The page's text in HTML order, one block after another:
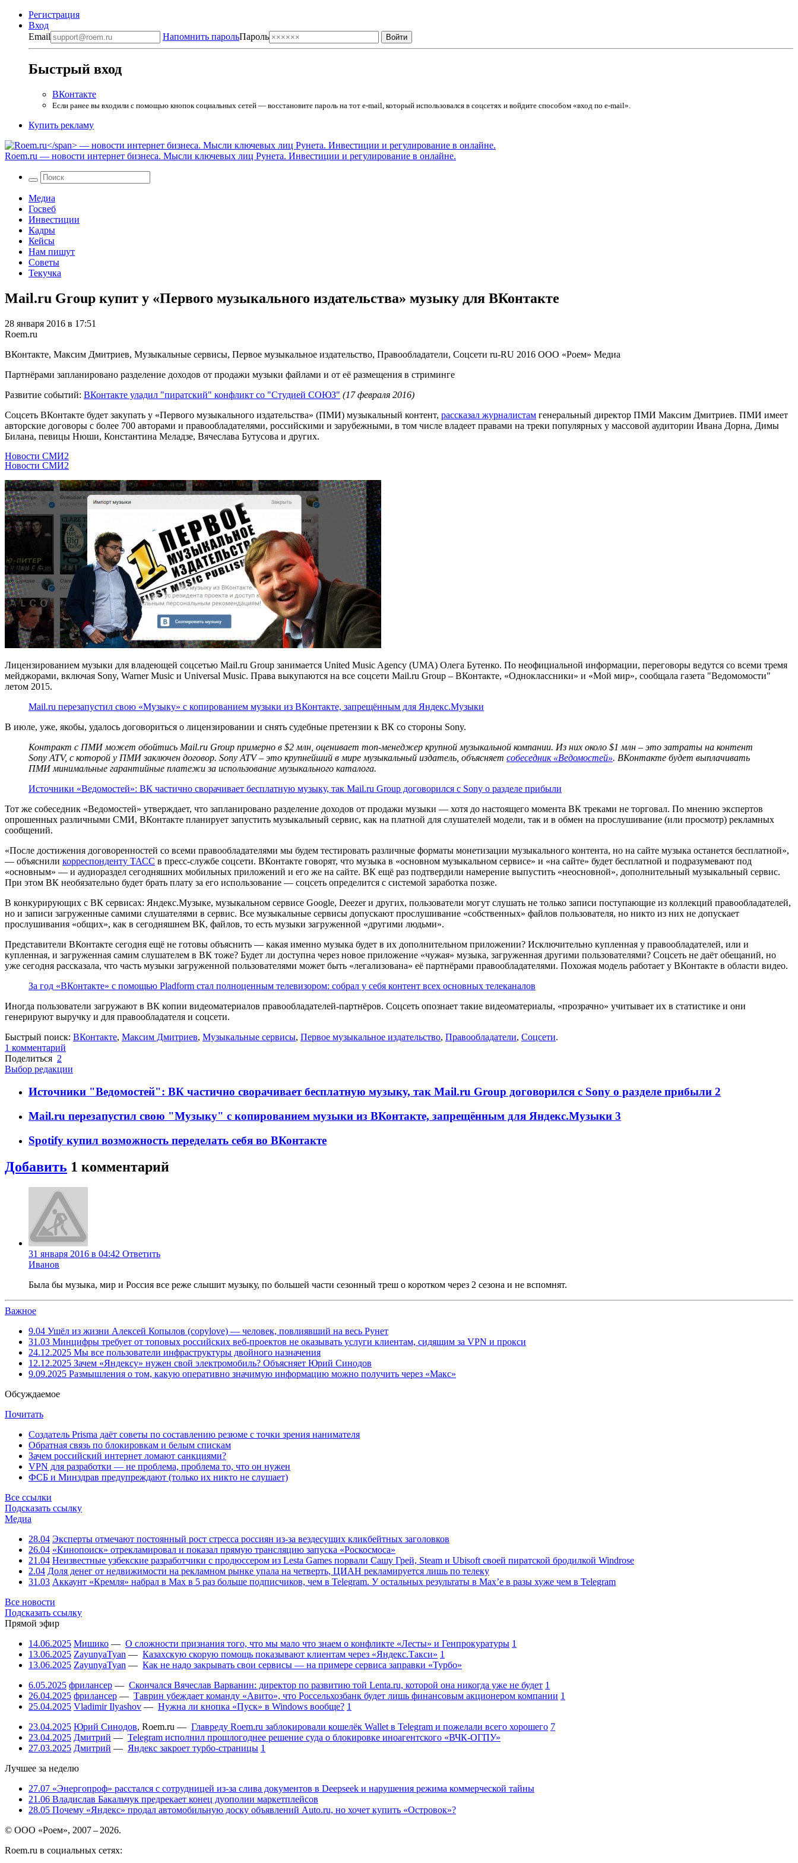
Регистрация
Вход
Email
Напомнить парольПароль
Быстрый вход
ВКонтакте
Если ранее вы входили с помощью кнопок социальных сетей — восстановите пароль на тот e-mail, который использовался в соцсетях и войдите способом «вход по e-mail».
Купить рекламу
Roem.ru — новости интернет бизнеса. Мысли ключевых лиц Рунета. Инвестиции и регулирование в онлайне.
Медиа
Госвеб
Инвестиции
Кадры
Кейсы
Нам пишут
Советы
Текучка
Mail.ru Group купит у «Первого музыкального издательства» музыку для ВКонтакте
28 января 2016 в 17:51
Roem.ru
ВКонтакте, Максим Дмитриев, Музыкальные сервисы, Первое музыкальное издательство, Правообладатели, Соцсети ru-RU 2016 ООО «Роем» Медиа
Партнёрами запланировано разделение доходов от продажи музыки файлами и от её размещения в стриминге
Развитие событий: ВКонтакте уладил "пиратский" конфликт со "Студией СОЮЗ" (17 февраля 2016)
Соцсеть ВКонтакте будет закупать у «Первого музыкального издательства» (ПМИ) музыкальный контент, рассказал журналистам генеральный директор ПМИ Максим Дмитриев. ПМИ имеет
авторские договоры с более 700 авторами и правообладателями, российскими и зарубежными, в том числе владеет правами на треки популярных у массовой аудитории Ивана Дорна, Димы
Билана, певицы Нюши, Константина Меладзе, Вячеслава Бутусова и других.
Новости СМИ2
Новости СМИ2
Лицензированием музыки для владеющей соцсетью Mail.ru Group занимается United Music Agency (UMA) Олега Бутенко. По неофициальной информации, переговоры ведутся со всеми тремя
мейджорами, включая Sony, Warner Music и Universal Music. Права выкупаются на все соцсети Mail.ru Group – ВКонтакте, «Одноклассники» и «Мой мир», сообщала газета "Ведомомости"
летом 2015.
Mail.ru перезапустил свою «Музыку» с копированием музыки из ВКонтакте, запрещённым для Яндекс.Музыки
В июле, уже, якобы, удалось договориться о лицензировании и снять судебные претензии к ВК со стороны Sony.
Контракт с ПМИ может обойтись Mail.ru Group примерно в $2 млн, оценивает топ-менеджер крупной музыкальной компании. Из них около $1 млн – это затраты на контент
Sony ATV, с которой у ПМИ заключен договор. Sony ATV – это крупнейший в мире музыкальный издатель, объясняет собеседник «Ведомостей». ВКонтакте будет выплачивать
ПМИ минимальные гарантийные платежи за использование музыкального каталога.
Источники «Ведомостей»: ВК частично сворачивает бесплатную музыку, так Mail.ru Group договорился с Sony о разделе прибыли
Тот же собеседник «Ведомостей» утверждает, что запланировано разделение доходов от продажи музыки — хотя до настоящего момента ВК треками не торговал. По мнению экспертов
опрошенных различными СМИ, ВКонтакте планирует запустить музыкальный сервис, как на платной для слушателей модели, так и в обмен на прослушивание (или просмотр) рекламных
сообщений.
«После достижения договоренностей со всеми правообладателями мы будем тестировать различные форматы монетизации музыкального контента, но на сайте музыка останется бесплатной»,
— объяснили корреспонденту ТАСС в пресс-службе соцсети. ВКонтакте говорят, что музыка в «основном музыкальном сервисе» и «на сайте» будет бесплатной и подразумевают под
«основным» — и аудиораздел сегодняшних мобильных приложений и его же на сайте. ВК ещё раз подтвердили намерение выпустить «неосновной», дополнительный музыкальный сервис.
При этом ВК необязательно будет брать плату за его использование — соцсеть определится с системой заработка позже.
В конкурирующих с ВК сервисах: Яндекс.Музыке, музыкальном сервисе Google, Deezer и других, пользователи могут слушать не только записи поступающие из коллекций правообладателей,
но и записи загруженные самими слушателями в сервис. Все музыкальные сервисы допускают прослушивание «собственных» файлов пользователя, но никто из них не допускает
прослушивания «общих», как в сегодняшнем ВК, файлов, то есть музыки загруженной «другими людьми».
Представители ВКонтакте сегодня ещё не готовы объяснить — какая именно музыка будет в их дополнительном приложении? Исключительно купленная у правообладателей, или и
купленная, и загруженная самим слушателем в ВК тоже? Будет ли доступна через новое приложение «чужая» музыка, загруженная другими пользователями? Соцсеть не даёт обещаний, но
уже сегодня рассказала, что часть музыки загруженной пользователями может быть «легализована» её партнёрами правообладателями. Похожая модель работает у ВКонтакте в области видео.
За год «ВКонтакте» с помощью Pladform стал полноценным телевизором: собрал у себя контент всех основных телеканалов
Иногда пользователи загружают в ВК копии видеоматериалов правообладателей-партнёров. Соцсеть опознает такие видеоматериалы, «прозрачно» учитывает их в статистике и они
генерируют выручку и для правообладателя и соцсети.
Быстрый поиск: ВКонтакте, Максим Дмитриев, Музыкальные сервисы, Первое музыкальное издательство, Правообладатели, Соцсети.
1 комментарий
Поделиться 2
Выбор редакции
Источники "Ведомостей": ВК частично сворачивает бесплатную музыку, так Mail.ru Group договорился с Sony о разделе прибыли 2
Mail.ru перезапустил свою "Музыку" с копированием музыки из ВКонтакте, запрещённым для Яндекс.Музыки 3
Spotify купил возможность переделать себя во ВКонтакте
Добавить 1 комментарий
31 января 2016 в 04:42 Ответить
Иванов
Была бы музыка, мир и Россия все реже слышит музыку, по большей части сезонный треш о коротком через 2 сезона и не вспомнят.
Важное
9.04 Ушёл из жизни Алексей Копылов (copylove) — человек, повлиявший на весь Рунет
31.03 Минцифры требует от топовых российских веб-проектов не оказывать услуги клиентам, сидящим за VPN и прокси
24.12.2025 Мы все пользователи инфраструктуры двойного назначения
12.12.2025 Зачем «Яндексу» нужен свой электромобиль? Объясняет Юрий Синодов
9.09.2025 Размышления о том, какую оперативно значимую информацию можно получить через «Макс»
Обсуждаемое
Почитать
Создатель Prisma даёт советы по составлению резюме с точки зрения нанимателя
Обратная связь по блокировкам и белым спискам
Зачем российский интернет ломают санкциями?
VPN для разработки — не проблема, проблема то, что он нужен
ФСБ и Минздрав предупреждают (только их никто не слушает)
Все ссылки
Подсказать ссылку
Медиа
28.04 Эксперты отмечают постоянный рост стресса россиян из-за вездесущих кликбейтных заголовков
26.04 «Кинопоиск» отрекламировал и показал прямую трансляцию запуска «Роскосмоса»
21.04 Неизвестные узбекские разработчики с продюссером из Lesta Games порвали Сашу Грей, Steam и Ubisoft своей пиратской бродилкой Windrose
2.04 Доля денег от недвижимости на рекламном рынке упала на четверть, ЦИАН рекламируется лишь по телеку
31.03 Аккаунт «Кремля» набрал в Max в 5 раз больше подписчиков, чем в Telegram. У остальных результаты в Max’е в разы хуже чем в Telegram
Все новости
Подсказать ссылку
Прямой эфир
14.06.2025 Мишико — О сложности признания того, что мы мало что знаем о конфликте «Лесты» и Генпрокуратуры 1
13.06.2025 ZayunyaTyan — Казахскую скорую помощь показывают клиентам через «Яндекс.Такси» 1
13.06.2025 ZayunyaTyan — Как не надо закрывать свои сервисы — на примере сервиса заправки «Турбо»
6.05.2025 фрилансер — Скончался Вячеслав Варванин: директор по развитию той Lenta.ru, которой она никогда уже не будет 1
26.04.2025 фрилансер — Таврин убеждает команду «Авито», что Россельхозбанк будет лишь финансовым акционером компании 1
25.04.2025 Vladimir Ilyashov — Нужна ли кнопка «Пуск» в Windows вообще? 1
23.04.2025 Юрий Синодов, Roem.ru — Главреду Roem.ru заблокировали кошелёк Wallet в Telegram и пожелали всего хорошего 7
23.04.2025 Дмитрий — Telegram исполнил прошлогоднее решение суда о блокировке иноагентского «ВЧК-ОГПУ»
27.03.2025 Дмитрий — Яндекс закроет турбо-страницы 1
Лучшее за неделю
27.07 «Энергопроф» расстался с сотрудницей из-за слива документов в Deepseek и нарушения режима коммерческой тайны
21.06 Владислав Бакальчук предрекает конец дуополии маркетплейсов
28.05 Почему «Яндекс» продал автомобильную доску объявлений Auto.ru, но хочет купить «Островок»?
© ООО «Роем», 2007 – 2026.
Roem.ru в социальных сетях: